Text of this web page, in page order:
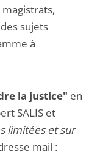
sujets
à
la justice" en
SALIS et
limitées et sur
mail :